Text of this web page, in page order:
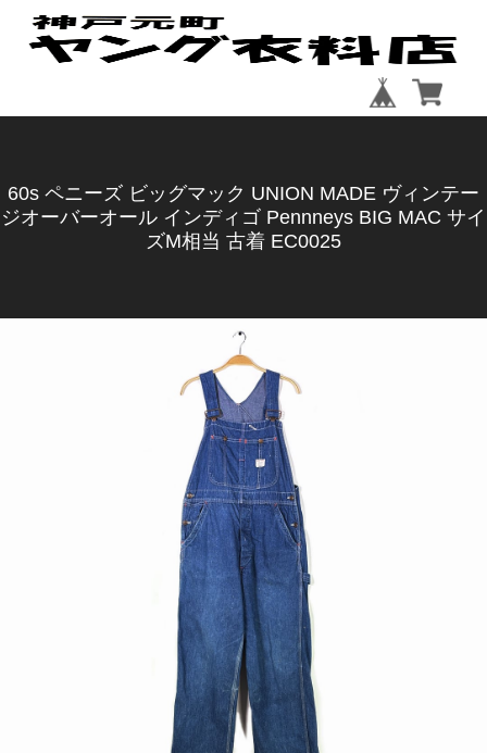
60s ペニーズ ビッグマック UNION MADE ヴィンテー
ジオーバーオール インディゴ Pennneys BIG MAC サイ
ズM相当 古着 EC0025